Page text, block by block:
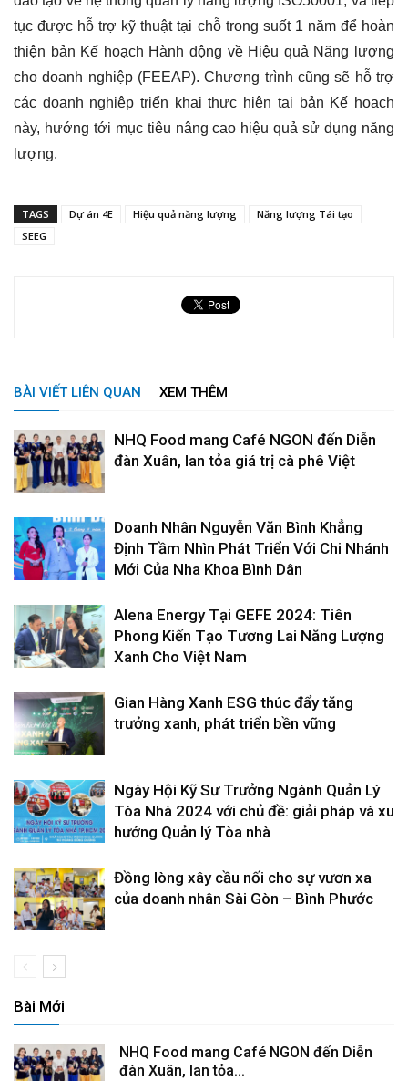
tục được hỗ trợ kỹ thuật tại chỗ trong suốt 1 năm để hoàn
thiện bản Kế hoạch Hành động về Hiệu quả Năng lượng
cho doanh nghiệp (FEEAP). Chương trình cũng sẽ hỗ trợ
các doanh nghiệp triển khai thực hiện tại bản Kế hoạch
này, hướng tới mục tiêu nâng cao hiệu quả sử dụng năng
lượng.
TAGS Dự án 4E Hiệu quả năng lượng
Năng lượng Tái tạo
SEEG
BÀI VIẾT LIÊN QUAN XEM THÊM
NHQ Food mang Café NGON đến Diễn
đàn Xuân, lan tỏa giá trị cà phê Việt
Doanh Nhân Nguyễn Văn Bình Khẳng
Định Tầm Nhìn Phát Triển Với Chi Nhánh
Mới Của Nha Khoa Bình Dân
Alena Energy Tại GEFE 2024: Tiên
Phong Kiến Tạo Tương Lai Năng Lượng
Xanh Cho Việt Nam
Gian Hàng Xanh ESG thúc đẩy tăng
trưởng xanh, phát triển bền vững
Ngày Hội Kỹ Sư Trưởng Ngành Quản Lý
Tòa Nhà 2024 với chủ đề: giải pháp và xu
hướng Quản lý Tòa nhà
Đồng lòng xây cầu nối cho sự vươn xa
của doanh nhân Sài Gòn – Bình Phước
Bài Mới
NHQ Food mang Café NGON đến Diễn
đàn Xuân, lan tỏa...